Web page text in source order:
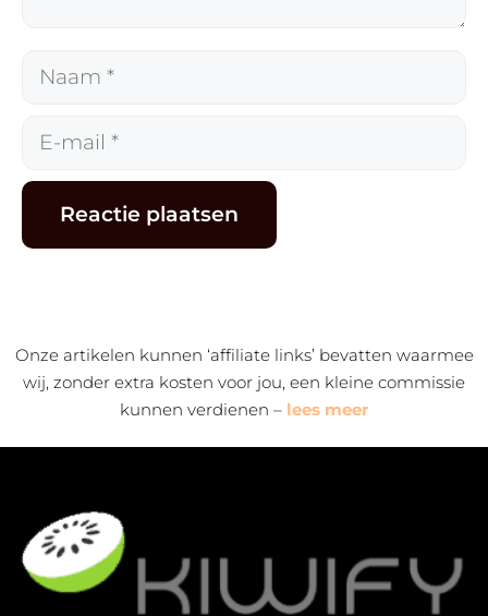
Naam
E-
Onze artikelen kunnen ‘affiliate links’ bevatten waarmee
wij, zonder extra kosten voor jou, een kleine commissie
kunnen verdienen – lees meer